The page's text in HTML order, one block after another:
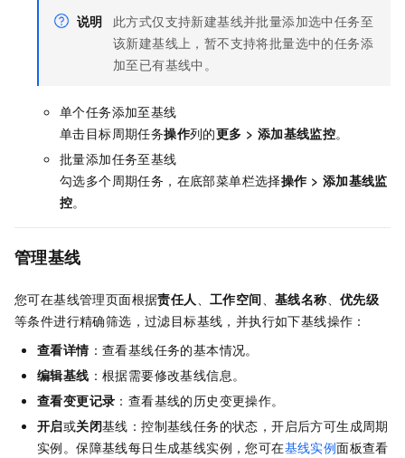
说明
此方式仅支持新建基线并批量添加选中任务至
该新建基线上，暂不支持将批量选中的任务添
加至已有基线中。
单个任务添加至基线
单击目标周期任务操作列的更多 > 添加基线监控。
批量添加任务至基线
勾选多个周期任务，在底部菜单栏选择操作 > 添加基线监
控。
管理基线
您可在基线管理页面根据责任人 、工作空间 、基线名称 、优先级
等条件进行精确筛选，过滤目标基线，并执行如下基线操作：
查看详情：查看基线任务的基本情况。
编辑基线 ：根据需要修改基线信息。
查看变更记录 ：查看基线的历史变更操作。
开启或关闭基线：控制基线任务的状态，开启后方可生成周期
实例。保障基线每日生成基线实例，您可在基线实例面板查看